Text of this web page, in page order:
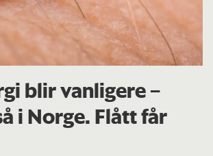
blir vanligere –
i Norge. Flått får